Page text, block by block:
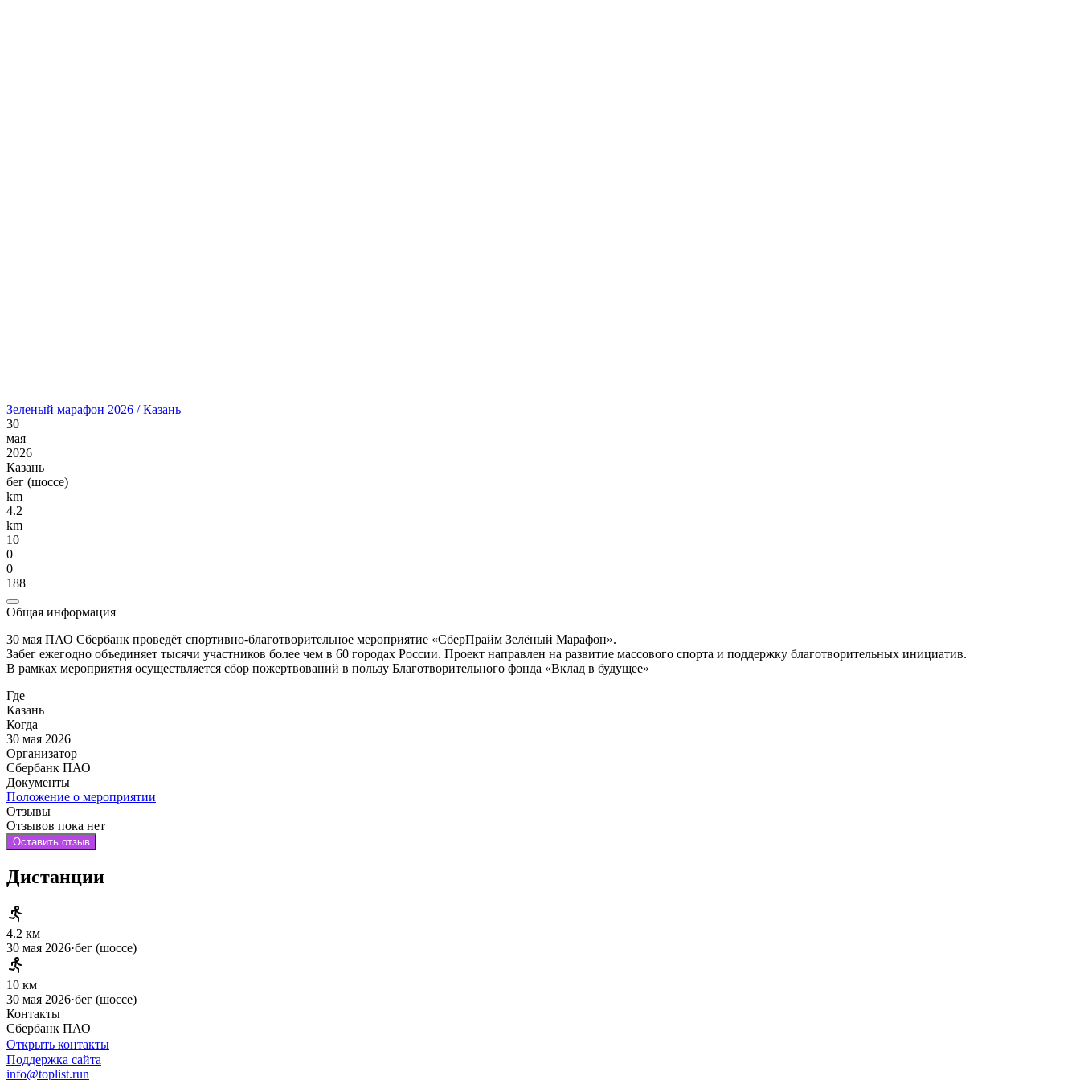
Зеленый марафон 2026 / Казань
30
мая
2026
Казань
бег (шоссе)
km
4.2
km
10
0
0
188
Общая информация
30 мая ПАО Сбербанк проведёт спортивно-благотворительное мероприятие «СберПрайм Зелёный Марафон».
Забег ежегодно объединяет тысячи участников более чем в 60 городах России. Проект направлен на развитие массового спорта и поддержку благотворительных инициатив.
В рамках мероприятия осуществляется сбор пожертвований в пользу Благотворительного фонда «Вклад в будущее»
Где
Казань
Когда
30 мая 2026
Организатор
Сбербанк ПАО
Документы
Положение о мероприятии
Отзывы
Отзывов пока нет
Оставить отзыв
Дистанции
4.2 км
30 мая 2026·бег (шоссе)
10 км
30 мая 2026·бег (шоссе)
Контакты
Сбербанк ПАО
Открыть контакты
Поддержка сайта
info@toplist.run